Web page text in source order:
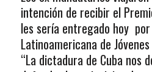
intención de recibir el
les sería entregado hoy por
Latinoamericana de
“La dictadura de Cuba nos